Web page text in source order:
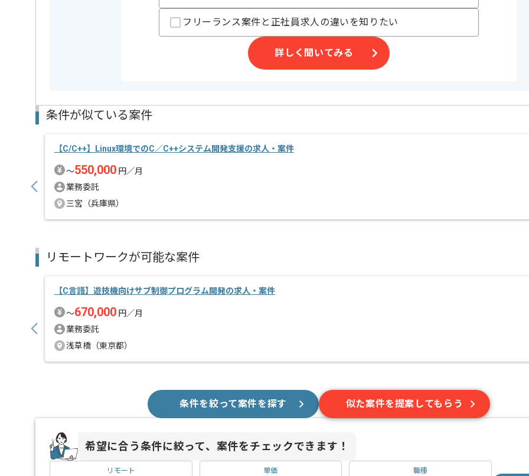
フリーランス案件と正社員求人の違いを知りたい
詳しく聞いてみる
条件が似ている案件
【C/C++】Linux環境でのC／C++システム開発支援の求人・案件
〜550,000 円／月
業務委託
三宮（兵庫県）
リモートワークが可能な案件
【C言語】遊技機向けサブ制御プログラム開発の求人・案件
〜670,000 円／月
業務委託
浅草橋（東京都）
条件を絞って案件を探す 似た案件を提案してもらう
希望に合う条件に絞って、案件をチェックできます！
リモート 単価 職種